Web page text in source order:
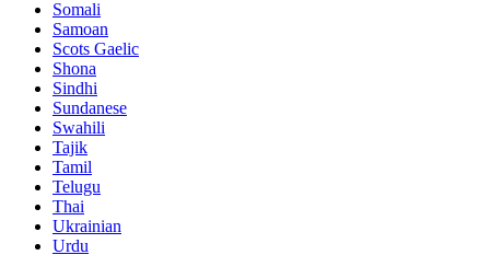
Somali
Samoan
Scots Gaelic
Shona
Sindhi
Sundanese
Swahili
Tajik
Tamil
Telugu
Thai
Ukrainian
Urdu